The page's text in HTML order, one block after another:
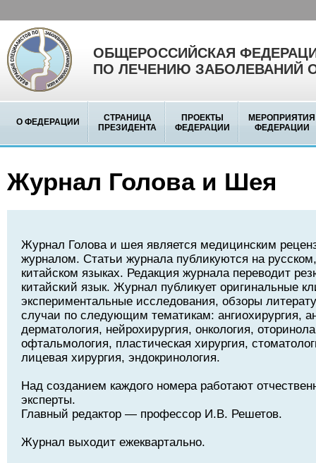
ОБЩЕРОССИЙСКАЯ
ПО ЛЕЧЕНИЮ ЗАБОЛЕВАНИЙ
О ФЕДЕРАЦИИ
СТРАНИЦА
ПРЕЗИДЕНТА
ПРОЕКТЫ
ФЕДЕРАЦИИ
МЕРОПРИЯТИЯ
ФЕДЕРАЦИИ
Журнал Голова и Шея
Журнал Голова и шея является медицинским
журналом. Статьи журнала публикуются на
китайском языках. Редакция журнала переводит
китайский язык. Журнал публикует оригинальные
экспериментальные исследования, обзоры
случаи по следующим тематикам: ангиохирургия,
дерматология, нейрохирургия, онкология,
офтальмология, пластическая хирургия,
лицевая хирургия, эндокринология.
Над созданием каждого номера работают
эксперты.
Главный редактор — профессор И.В. Решетов.
Журнал выходит ежеквартально.